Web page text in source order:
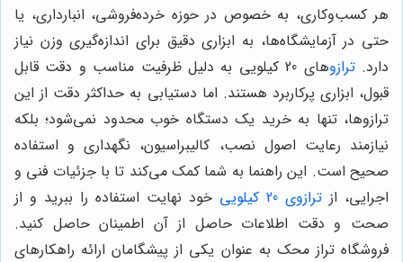
هر کسب‌وکاری، به خصوص در حوزه خرده‌فروشی، انبارداری، یا
حتی در آزمایشگاه‌ها، به ابزاری دقیق برای اندازه‌گیری وزن نیاز
دارد.ترازو
های 20 کیلویی به دلیل ظرفیت مناسب و دقت قابل
قبول، ابزاری پرکاربرد هستند. اما دستیابی به حداکثر دقت از این
ترازوها، تنها به خرید یک دستگاه خوب محدود نمی‌شود؛ بلکه
نیازمند رعایت اصول نصب، کالیبراسیون، نگهداری و استفاده
صحیح است. این راهنما به شما کمک می‌کند تا با جزئیات فنی و
اجرایی، از ترازوی 20 کیلویی
خود نهایت استفاده را ببرید و از
صحت و دقت اطلاعات حاصل از آن اطمینان حاصل کنید.
فروشگاه تراز محک به عنوان یکی از پیشگامان ارائه راهکارهای